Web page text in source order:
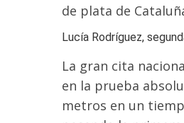
de plata de
Lucía Rodríguez,
La gran cita
en la prueba
metros en un